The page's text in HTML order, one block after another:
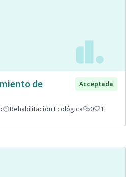
de
Acceptada
Rehabilitación Ecológica 0 1